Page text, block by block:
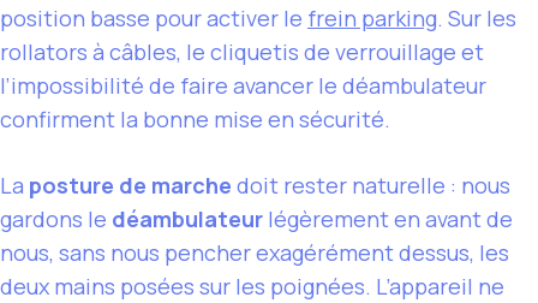
position basse pour activer le frein parking. Sur les
rollators à câbles, le cliquetis de verrouillage et
l’impossibilité de faire avancer le déambulateur
confirment la bonne mise en sécurité.
La posture de marche doit rester naturelle : nous
gardons le déambulateur légèrement en avant de
nous, sans nous pencher exagérément dessus, les
deux mains posées sur les poignées. L’appareil ne